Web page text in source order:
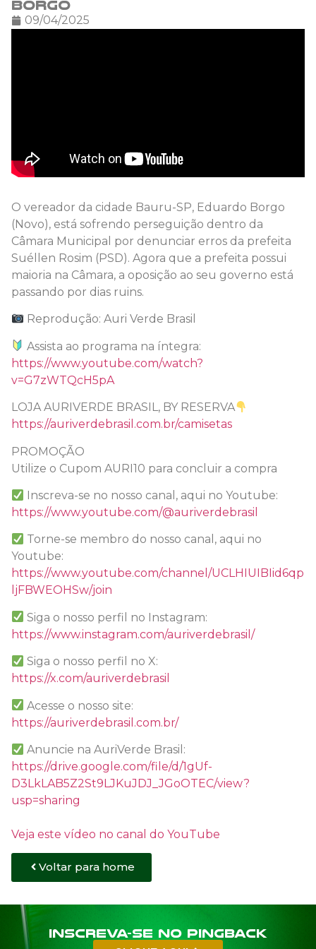
Borgo
09/04/2025
O vereador da cidade Bauru-SP, Eduardo Borgo
(Novo), está sofrendo perseguição dentro da
Câmara Municipal por denunciar erros da prefeita
Suéllen Rosim (PSD). Agora que a prefeita possui
maioria na Câmara, a oposição ao seu governo está
passando por dias ruins.
Reprodução: Auri Verde Brasil
Assista ao programa na íntegra:
https://www.youtube.com/watch?
v=G7zWTQcH5pA
LOJA AURIVERDE BRASIL, BY RESERVA
https://auriverdebrasil.com.br/camisetas
PROMOÇÃO
Utilize o Cupom AURI10 para concluir a compra
Inscreva-se no nosso canal, aqui no Youtube:
https://www.youtube.com/@auriverdebrasil
Torne-se membro do nosso canal, aqui no
Youtube:
https://www.youtube.com/channel/UCLHIUIBIid6qp
ljFBWEOHSw/join
Siga o nosso perfil no Instagram:
https://www.instagram.com/auriverdebrasil/
Siga o nosso perfil no X:
https://x.com/auriverdebrasil
Acesse o nosso site:
https://auriverdebrasil.com.br/
Anuncie na AuriVerde Brasil:
https://drive.google.com/file/d/1gUf-
D3LkLAB5Z2St9LJKuJDJ_JGoOTEC/view?
usp=sharing
Veja este vídeo no canal do YouTube
Voltar para home
Inscreva-se no PINGBACK